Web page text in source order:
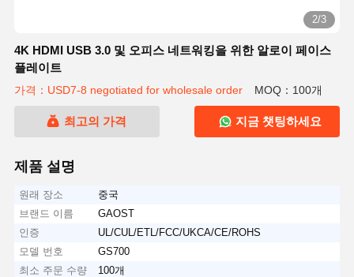
2/3
4K HDMI USB 3.0 및 오피스 네트워킹을 위한 알로이 페이스
플레이트
가격：USD7-8 negotiated for wholesale order MOQ：100개
최고의 가격 지금 챗팅하세요
제품 설명
원래 장소
중국
브랜드 이름
GAOST
인증
UL/CUL/ETL/FCC/UKCA/CE/ROHS
모델 번호
GS700
최소 주문 수량
100개